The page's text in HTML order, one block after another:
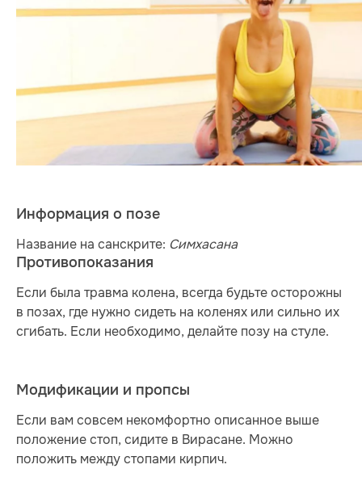
Информация о позе
Название на санскрите: Симхасана
Противопоказания
Если была травма колена, всегда будьте осторожны
в позах, где нужно сидеть на коленях или сильно их
сгибать. Если необходимо, делайте позу на стуле.
Модификации и пропсы
Если вам совсем некомфортно описанное выше
положение стоп, сидите в Вирасане. Можно
положить между стопами кирпич.